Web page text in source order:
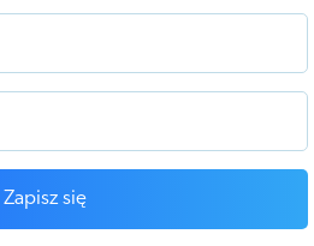
Zapisz się